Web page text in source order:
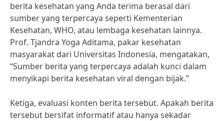
berita kesehatan yang Anda terima berasal dari
sumber yang terpercaya seperti Kementerian
Kesehatan, WHO, atau lembaga kesehatan lainnya.
Prof. Tjandra Yoga Aditama, pakar kesehatan
masyarakat dari Universitas Indonesia, mengatakan,
“Sumber berita yang terpercaya adalah kunci dalam
menyikapi berita kesehatan viral dengan bijak.”
Ketiga, evaluasi konten berita tersebut. Apakah berita
tersebut bersifat informatif atau hanya sekadar